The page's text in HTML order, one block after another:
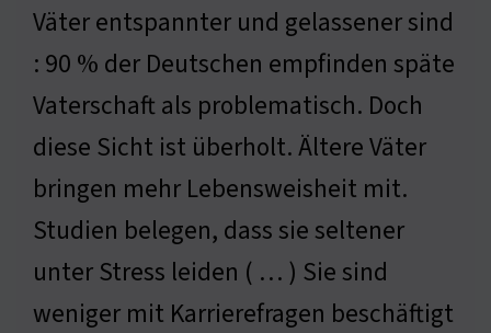
Väter entspannter und gelassener sind
: 90 % der Deutschen empfinden späte
Vaterschaft als problematisch. Doch
diese Sicht ist überholt. Ältere Väter
bringen mehr Lebensweisheit mit.
Studien belegen, dass sie seltener
unter Stress leiden ( … ) Sie sind
weniger mit Karrierefragen beschäftigt